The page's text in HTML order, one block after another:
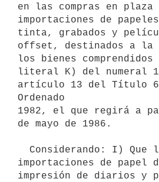
en las compras en plaza
importaciones de
tinta, grabados y
offset, destinados a la
los bienes
literal K) del numeral
artículo 13 del Título 6
Ordenado
1982, el que regirá a
de mayo de 1986.
importaciones de papel
impresión de diarios y